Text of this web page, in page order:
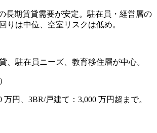
長期賃貸需要が安定。駐在員・経営層の
りは中位、空室リスクは低め。
、駐在員ニーズ、教育移住層が中心。
万円、3BR/戸建て：3,000 万円超まで。